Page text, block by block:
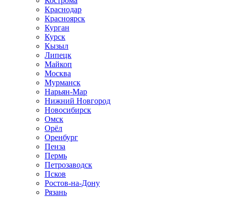
Краснодар
Красноярск
Курган
Курск
Кызыл
Липецк
Майкоп
Москва
Мурманск
Нарьян-Мар
Нижний Новгород
Новосибирск
Омск
Орёл
Оренбург
Пенза
Пермь
Петрозаводск
Псков
Ростов-на-Дону
Рязань